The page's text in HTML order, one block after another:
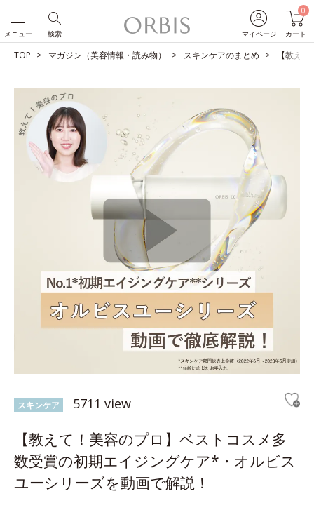
マイページ
0
カート
検索
メニュー
TOP マガジン（美容情報・読み物） スキンケアのまとめ 【教え
スキンケア 5711 view
【教えて！美容のプロ】ベストコスメ多
数受賞の初期エイジングケア*・オルビス
ユーシリーズを動画で解説！